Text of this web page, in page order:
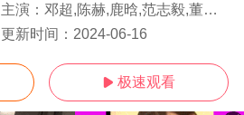
主演： 邓超,陈赫,鹿晗,范志毅,董宝石,王勉,蔡国庆,李维嘉,荣梓杉
更新时间： 2024-06-16
 极速观看